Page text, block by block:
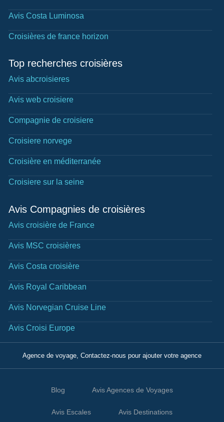
Avis Costa Luminosa
Croisières de france horizon
Top recherches croisières
Avis abcroisieres
Avis web croisiere
Compagnie de croisiere
Croisiere norvege
Croisière en méditerranée
Croisiere sur la seine
Avis Compagnies de croisières
Avis croisière de France
Avis MSC croisières
Avis Costa croisière
Avis Royal Caribbean
Avis Norvegian Cruise Line
Avis Croisi Europe
Agence de voyage, Contactez-nous pour ajouter votre agence
Blog Avis Agences de Voyages
Avis Escales Avis Destinations